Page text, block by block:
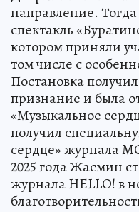
направление.
спектакль
котором приняли
том числе с
Постановка
признание и была
«Музыкальное
получил
сердце» журнала
2025 года Жасмин
журнала HELLO! в